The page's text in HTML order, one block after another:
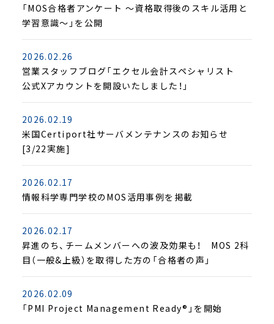
「MOS合格者アンケート ～資格取得後のスキル活用と
学習意識～」を公開
2026.02.26
営業スタッフブログ「エクセル会計スペシャリスト
公式Xアカウントを開設いたしました！」
2026.02.19
米国Certiport社サーバメンテナンスのお知らせ
[3/22実施]
2026.02.17
情報科学専門学校のMOS活用事例を掲載
2026.02.17
昇進のち、チームメンバーへの波及効果も！ MOS 2科
目（一般&上級）を取得した方の「合格者の声」
2026.02.09
「PMI Project Management Ready®」を開始